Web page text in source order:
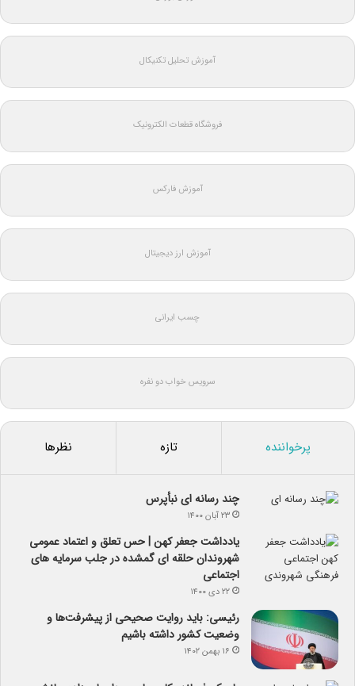
آموزش تحلیل تکنیکال
فروشگاه قطعات الکترونیک
آموزش فارکس
آموزش ارز دیجیتال
چسب ایرانی
سرویس خواب دو نفره
پرخواننده تازه نظرها
چند رسانه ای نبأپرس
۲۳ آبان ۱۴۰۰
یادداشت جعفر کهن | حس تعلق و اعتماد عمومی
شهروندان حلقه ای گمشده در جلب سرمایه های
اجتماعی
۲۲ دی ۱۴۰۰
رئیسی: باید روایت صحیحی از پیشرفت‌ها و
وضعیت کشور داشته باشیم
۱۶ بهمن ۱۴۰۲